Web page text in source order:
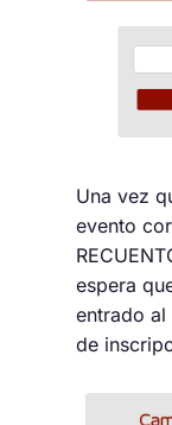
Una vez
evento
espera
entrado
de